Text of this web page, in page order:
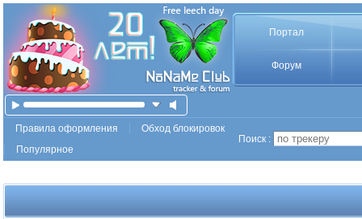
Портал
Форум
Правила оформления
Обход блокировок
Популярное
Поиск :